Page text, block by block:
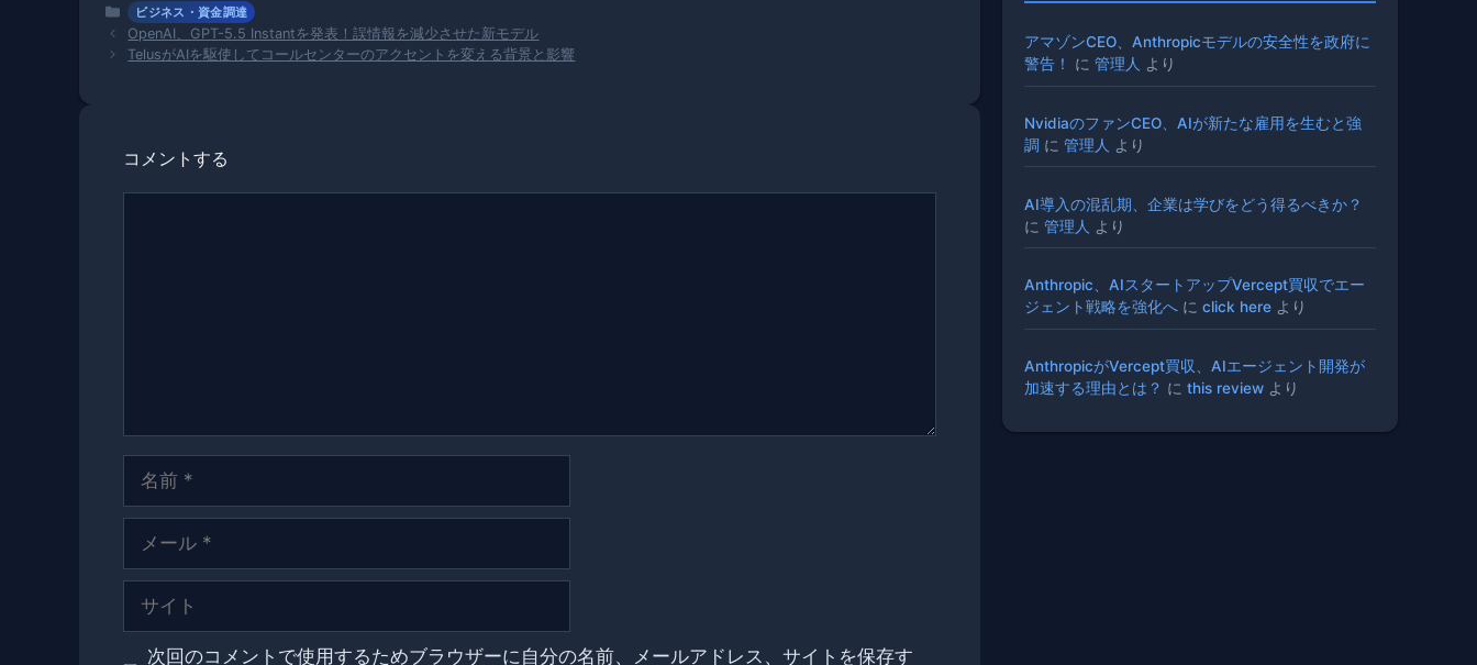
カ
テ
ゴ
ビジネス・資金調達
OpenAI、GPT-5.5 Instantを発表！誤情報を減少させた新モデル
TelusがAIを駆使してコールセンターのアクセントを変える背景と影響
コメントする
ル
次回のコメントで使用するためブラウザーに自分の名前、メールアドレス、サイトを保存す
アマゾンCEO、Anthropicモデルの安全性を政府に
警告！
に 管理人 より
NvidiaのファンCEO、AIが新たな雇用を生むと強
調 に 管理人 より
AI導入の混乱期、企業は学びをどう得るべきか？
に 管理人 より
Anthropic、AIスタートアップVercept買収でエー
ジェント戦略を強化へ に click here より
AnthropicがVercept買収、AIエージェント開発が
加速する理由とは？ に this review より